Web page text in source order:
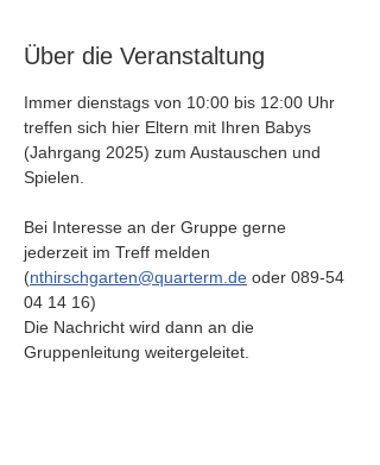
Über die Veranstaltung
Immer dienstags von 10:00 bis 12:00 Uhr
treffen sich hier Eltern mit Ihren Babys
(Jahrgang 2025) zum Austauschen und
Spielen.
Bei Interesse an der Gruppe gerne
jederzeit im Treff melden
(nthirschgarten@quarterm.de oder 089-54
04 14 16)
Die Nachricht wird dann an die
Gruppenleitung weitergeleitet.